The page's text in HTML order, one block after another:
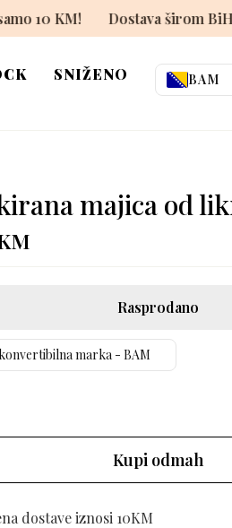
BiH za samo 10 KM!
SNIŽENO BAM
majica od
Rasprodano
marka - BAM
Kupi odmah
dostave iznosi 10KM